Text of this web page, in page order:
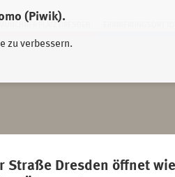
(Piwik).
zu verbessern.
MÜNCHNER PLATZ DRESDEN
Straße Dresden öffnet